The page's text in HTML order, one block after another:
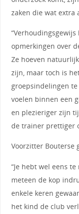
zaken die wat extra
opmerkingen over
Ze hoeven
zijn, maar toch is
groepsindelingen
voelen binnen een
en plezieriger zijn
de trainer prettiger
Voorzitter Bouterse
“Je hebt wel eens
meteen de kop
enkele keren
het kind de club